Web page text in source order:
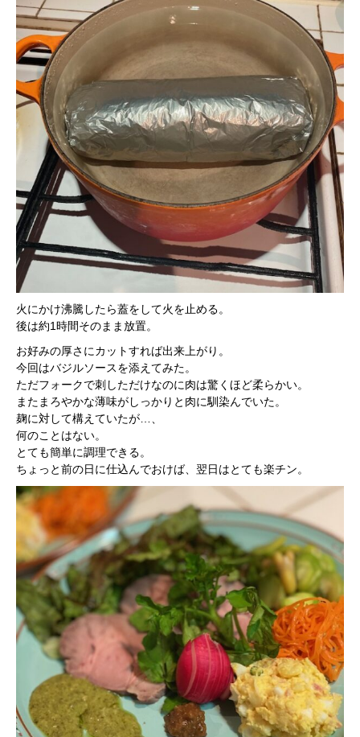
火にかけ沸騰したら蓋をして火を止める。
後は約1時間そのまま放置。
お好みの厚さにカットすれば出来上がり。
今回はバジルソースを添えてみた。
ただフォークで刺しただけなのに肉は驚くほど柔らかい。
またまろやかな薄味がしっかりと肉に馴染んでいた。
麹に対して構えていたが…、
何のことはない。
とても簡単に調理できる。
ちょっと前の日に仕込んでおけば、翌日はとても楽チン。